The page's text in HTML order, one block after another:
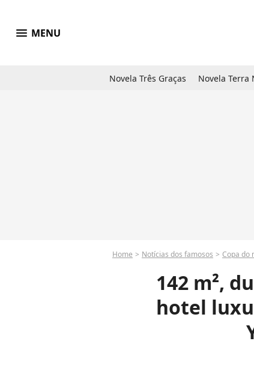
menu MENU
Novela Três Graças Novela Terra
Home Notícias dos famosos Copa do
142 m²,
hotel